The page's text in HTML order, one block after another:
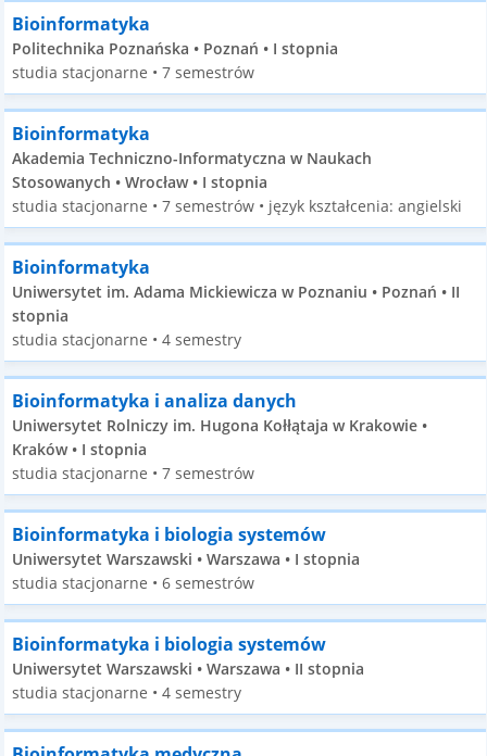
Bioinformatyka
Politechnika Poznańska • Poznań • I stopnia
studia stacjonarne • 7 semestrów
Bioinformatyka
Akademia Techniczno-Informatyczna w Naukach
Stosowanych • Wrocław • I stopnia
studia stacjonarne • 7 semestrów • język kształcenia: angielski
Bioinformatyka
Uniwersytet im. Adama Mickiewicza w Poznaniu • Poznań • II
stopnia
studia stacjonarne • 4 semestry
Bioinformatyka i analiza danych
Uniwersytet Rolniczy im. Hugona Kołłątaja w Krakowie •
Kraków • I stopnia
studia stacjonarne • 7 semestrów
Bioinformatyka i biologia systemów
Uniwersytet Warszawski • Warszawa • I stopnia
studia stacjonarne • 6 semestrów
Bioinformatyka i biologia systemów
Uniwersytet Warszawski • Warszawa • II stopnia
studia stacjonarne • 4 semestry